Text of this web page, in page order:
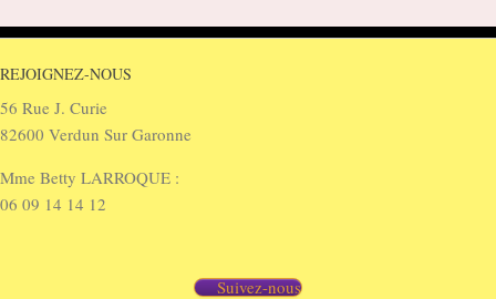
REJOIGNEZ-NOUS
56 Rue J. Curie
82600 Verdun Sur Garonne
Mme Betty LARROQUE :
06 09 14 14 12
Suivez-nous